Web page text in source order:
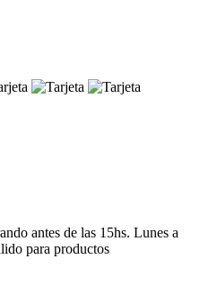
antes de las 15hs. Lunes a
para productos